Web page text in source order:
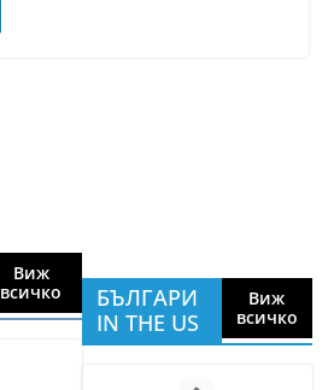
Виж
всичко
БЪЛГАРИ
IN THE US
Виж
всичко